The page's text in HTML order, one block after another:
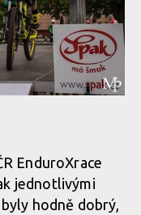
EnduroXrace
jednotlivými
hodně dobrý,